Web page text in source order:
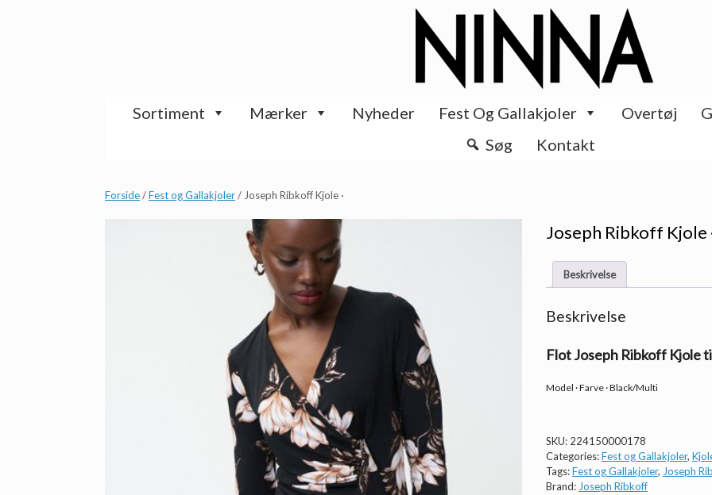
Sortiment Mærker Nyheder Fest Og Gallakjoler Overtøj
Søg
Kontakt
Forside/Fest og Gallakjoler/ Joseph Ribkoff Kjole ·
Joseph Ribkoff Kjole
Beskrivelse
Beskrivelse
Flot Joseph Ribkoff Kjole
Model · Farve · Black/Multi
SKU: 224150000178
Categories:Fest og Gallakjoler,
Tags:Fest og Gallakjoler, Joseph
Brand: Joseph Ribkoff